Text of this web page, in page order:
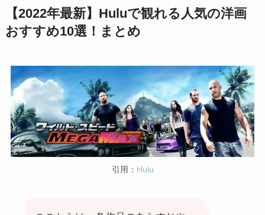
【2022年最新】Huluで観れる人気の洋画
おすすめ10選！ まとめ
引用： Hulu